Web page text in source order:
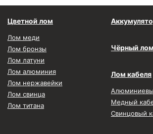
Цветной лом
Лом меди
Лом бронзы
Лом латуни
Лом алюминия
Лом нержавейки
Лом свинца
Лом титана
Чёрный лом
Лом кабеля
Медный
Свинцовый